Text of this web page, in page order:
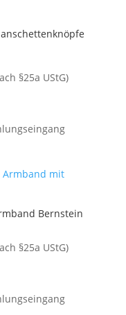
§25a UStG)
Bernstein
§25a UStG)